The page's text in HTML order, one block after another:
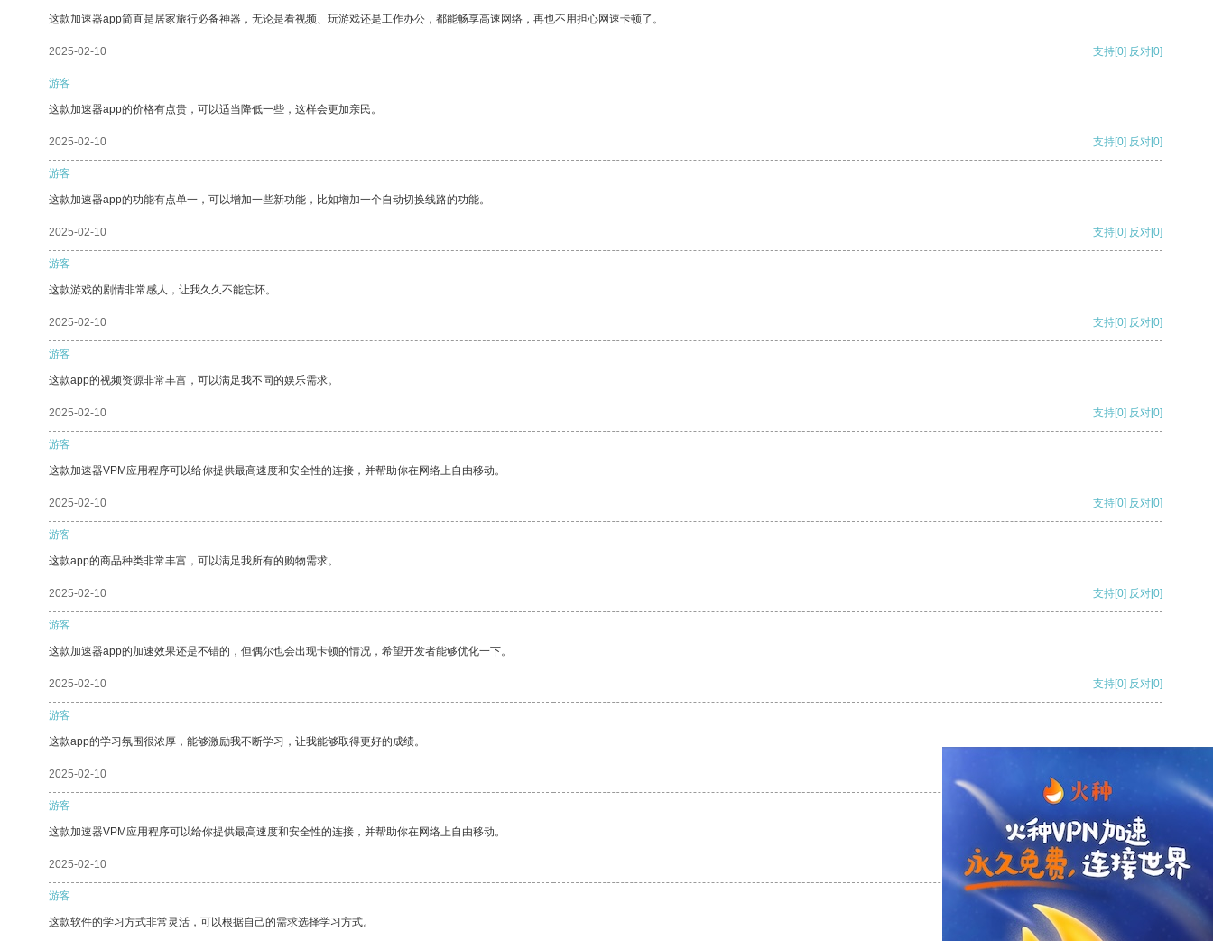
这款加速器app简直是居家旅行必备神器，无论是看视频、玩游戏还是工作办公，都能畅享高速网络，再也不用担心网速卡顿了。
2025-02-10 支持[0] 反对[0]
游客
这款加速器app的价格有点贵，可以适当降低一些，这样会更加亲民。
2025-02-10 支持[0] 反对[0]
游客
这款加速器app的功能有点单一，可以增加一些新功能，比如增加一个自动切换线路的功能。
2025-02-10 支持[0] 反对[0]
游客
这款游戏的剧情非常感人，让我久久不能忘怀。
2025-02-10 支持[0] 反对[0]
游客
这款app的视频资源非常丰富，可以满足我不同的娱乐需求。
2025-02-10 支持[0] 反对[0]
游客
这款加速器VPM应用程序可以给你提供最高速度和安全性的连接，并帮助你在网络上自由移动。
2025-02-10 支持[0] 反对[0]
游客
这款app的商品种类非常丰富，可以满足我所有的购物需求。
2025-02-10 支持[0] 反对[0]
游客
这款加速器app的加速效果还是不错的，但偶尔也会出现卡顿的情况，希望开发者能够优化一下。
2025-02-10 支持[0] 反对[0]
游客
这款app的学习氛围很浓厚，能够激励我不断学习，让我能够取得更好的成绩。
2025-02-10
游客
这款加速器VPM应用程序可以给你提供最高速度和安全性的连接，并帮助你在网络上自由移动。
2025-02-10 支持 [0] 反对[0]
游客
这款软件的学习方式非常灵活，可以根据自己的需求选择学习方式。